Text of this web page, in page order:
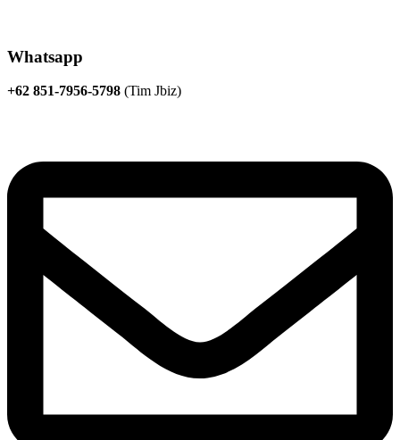
Whatsapp
+62 851-7956-5798 (Tim Jbiz)